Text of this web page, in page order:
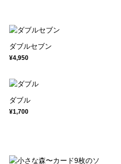
ダブルセブン
¥4,950
ダブル
¥1,700